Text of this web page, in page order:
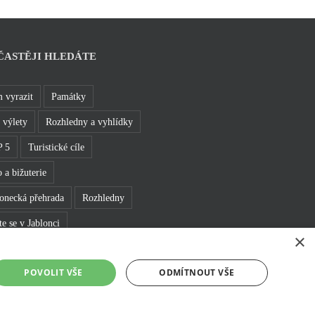
HLEDÁTE
vyrazit Památky
výlety Rozhledny a vyhlídky
5 Turistické cíle
a bižuterie
přehrada Rozhledny
se v Jablonci
×
POVOLIT VŠE ODMÍTNOUT VŠE